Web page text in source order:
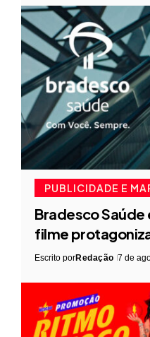
PUBLICIDADE E
Bradesco
filme
Escrito porRedação 7 de